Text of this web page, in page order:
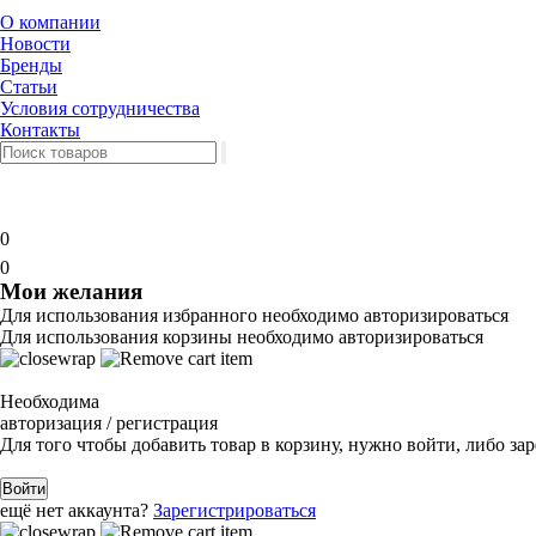
О компании
Новости
Бренды
Статьи
Условия сотрудничества
Контакты
0
0
Мои желания
Для использования избранного необходимо авторизироваться
Для использования корзины необходимо авторизироваться
Необходима
авторизация / регистрация
Для того чтобы добавить товар в корзину, нужно войти, либо
Войти
ещё нет аккаунта? Зарегистрироваться